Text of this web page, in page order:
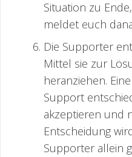
Situation zu
meldet euch
Die Supporter
Mittel sie zur
heranziehen.
Support
akzeptieren und
Entscheidung
Supporter allein